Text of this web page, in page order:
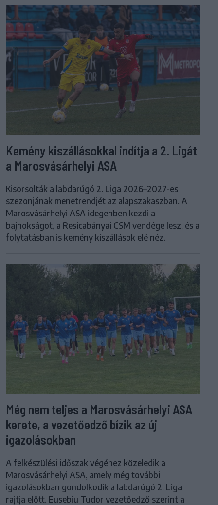
Kemény kiszállásokkal indítja a 2. Ligát
a Marosvásárhelyi ASA
Kisorsolták a labdarúgó 2. Liga 2026–2027-es
szezonjának menetrendjét az alapszakaszban. A
Marosvásárhelyi ASA idegenben kezdi a
bajnokságot, a Resicabányai CSM vendége lesz, és a
folytatásban is kemény kiszállások elé néz.
Még nem teljes a Marosvásárhelyi ASA
kerete, a vezetőedző bízik az új
igazolásokban
A felkészülési időszak végéhez közeledik a
Marosvásárhelyi ASA, amely még további
igazolásokban gondolkodik a labdarúgó 2. Liga
rajtja előtt. Eusebiu Tudor vezetőedző szerint a